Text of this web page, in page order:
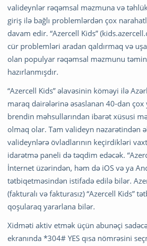
valideynlər rəqəmsal məzmuna və
giriş ilə bağlı problemlərdən çox
davam edir. “Azercell Kids”
cür problemləri aradan qaldırmaq və
olan populyar rəqəmsal məzmunu
hazırlanmışdır.
“Azercell Kids” əlavəsinin köməyi ilə
maraq dairələrinə əsaslanan 40-dan çox
brendin məhsullarından ibarət xüsusi
olmaq olar. Tam valideyn nəzarətindən
valideynlərə övladlarının keçirdikləri
idarətmə paneli də təqdim edəcək.
İnternet üzərindən, həm də iOS və ya
tətbiqetməsindən istifadə edilə bilər.
(fakturalı və fakturasız) “Azercell Kids”
qoşularaq yararlana bilər.
Xidməti aktiv etmək üçün abunəçi
ekranında *304# YES qısa nömrəsini